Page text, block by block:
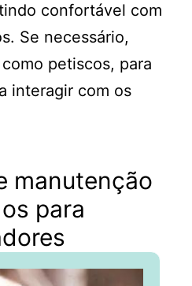
confortável com
Se necessário,
petiscos, para
interagir com os
manutenção
para